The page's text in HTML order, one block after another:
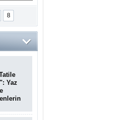
sayısı
8
Yaz